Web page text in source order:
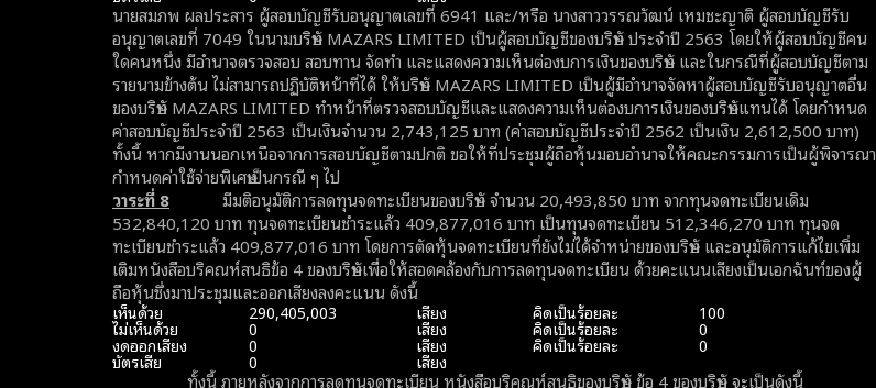
นายสมภพ ผลประสาร ผู้สอบบัญชีรับอนุญาตเลขที่ 6941 และ/หรือ นางสาววรรณวัฒน์ เหมชะญาติ ผู้สอบบัญชีรับ
อนุญาตเลขที่ 7049 ในนามบริษัท MAZARS LIMITED เป็นผู้สอบบัญชีของบริษัท ประจำปี 2563 โดยให้ผู้สอบบัญชีคน
ใดคนหนึ่ง มีอำนาจตรวจสอบ สอบทาน จัดทำ และแสดงความเห็นต่องบการเงินของบริษัท และในกรณีที่ผู้สอบบัญชีตาม
รายนามข้างต้น ไม่สามารถปฏิบัติหน้าที่ได้ ให้บริษัท MAZARS LIMITED เป็นผู้มีอำนาจจัดหาผู้สอบบัญชีรับอนุญาตอื่น
ของบริษัท MAZARS LIMITED ทำหน้าที่ตรวจสอบบัญชีและแสดงความเห็นต่องบการเงินของบริษัทแทนได้ โดยกำหนด
ค่าสอบบัญชีประจำปี 2563 เป็นเงินจำนวน 2,743,125 บาท (ค่าสอบบัญชีประจำปี 2562 เป็นเงิน 2,612,500 บาท)
ทั้งนี้ หากมีงานนอกเหนือจากการสอบบัญชีตามปกติ ขอให้ที่ประชุมผู้ถือหุ้นมอบอำนาจให้คณะกรรมการเป็นผู้พิจารณา
กำหนดค่าใช้จ่ายพิเศษเป็นกรณี ๆ ไป
วาระที่ 8 มีมติอนุมัติการลดทุนจดทะเบียนของบริษัท จำนวน 20,493,850 บาท จากทุนจดทะเบียนเดิม
532,840,120 บาท ทุนจดทะเบียนชำระแล้ว 409,877,016 บาท เป็นทุนจดทะเบียน 512,346,270 บาท ทุนจด
ทะเบียนชำระแล้ว 409,877,016 บาท โดยการตัดหุ้นจดทะเบียนที่ยังไม่ได้จำหน่ายของบริษัท และอนุมัติการแก้ไขเพิ่ม
เติมหนังสือบริคณห์สนธิข้อ 4 ของบริษัทเพื่อให้สอดคล้องกับการลดทุนจดทะเบียน ด้วยคะแนนเสียงเป็นเอกฉันท์ของผู้
ถือหุ้นซึ่งมาประชุมและออกเสียงลงคะแนน ดังนี้
เห็นด้วย 290,405,003 เสียง คิดเป็นร้อยละ 100
ไม่เห็นด้วย 0 เสียง คิดเป็นร้อยละ 0
งดออกเสียง 0 เสียง คิดเป็นร้อยละ 0
บัตรเสีย 0 เสียง
ทั้งนี้ ภายหลังจากการลดทุนจดทะเบียน หนังสือบริคณห์สนธิของบริษัท ข้อ 4 ของบริษัท จะเป็นดังนี้